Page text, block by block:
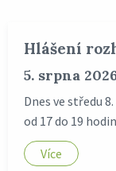
Hlášení
5. srpna
Dnes ve středu
od 17 do 19
Více